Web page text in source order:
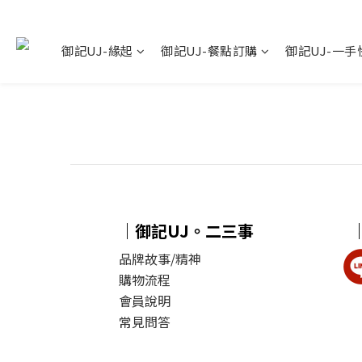
御記UJ-緣起 御記UJ-餐點訂購 御記UJ-一手
｜御記UJ。二三事
品牌故事/精神
購物流程
會員說明
常見問答